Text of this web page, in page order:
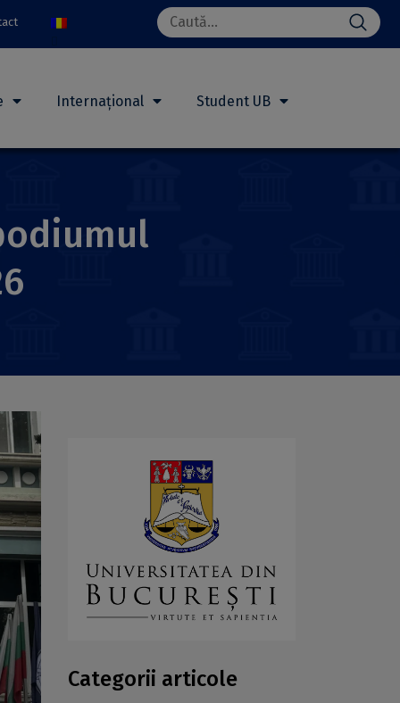
Search
for:
Internațional Student UB
Categorii articole